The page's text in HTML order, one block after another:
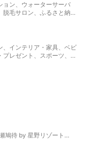
ョン、ウォーターサーバ
毛サロン、ふるさと納税
、インテリア・家具、ベビ
レゼント、スポーツ、ペ
鳩待 by 星野リゾート…